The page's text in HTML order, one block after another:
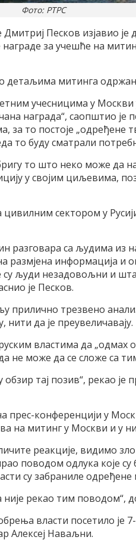
Фото: РТРС
Песков изјавио
за учешће на
детаљима митинга
учесницима у
награда“, саопштио је
за то постоје „одређене
то буду сматрали
то што неко може да
у својим циљевима,
цивилним сектором у
разговара са људима из
размјена информација и
су људи незадовољни и
је Песков.
прилично трезвено
нити да је преувеличавају.
властима да „одмах
не може да се сложе са
тај позив“, рекао је
прес-конференцији у
на митинг у Москви и у
реакције, видимо
поводом одлука које
су забраниле
рекао тим поводом“,
власти посетило је
Алексеј Наваљни.